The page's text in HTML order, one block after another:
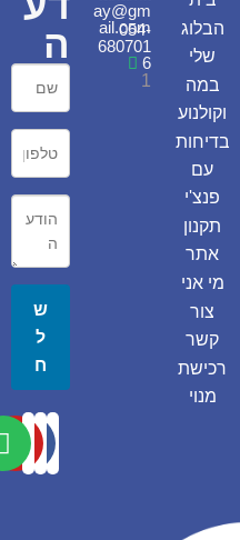
הבלוג
שלי
במה
וקולנוע
בדיחות
עם
פנצ'י
תקנון
אתר
מי אני
צור
קשר
רכישת
מנוי
ay@gm
ail.com
054-
680701
6
1
ה
ש
ל
ח